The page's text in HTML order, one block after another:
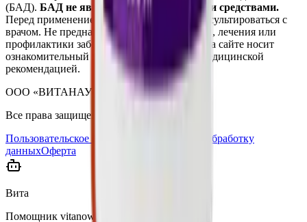
(БАД). БАД не являются лекарственными средствами.
Перед применением рекомендуется проконсультироваться с
врачом. Не предназначены для диагностики, лечения или
профилактики заболеваний. Информация на сайте носит
ознакомительный характер и не является медицинской
рекомендацией.
ООО «ВИТАНАУ», 2023–
2026.
Все права защищены.
Пользовательское соглашение
Согласие на обработку
данныхОферта
Вита
Помощник vitanow.ru